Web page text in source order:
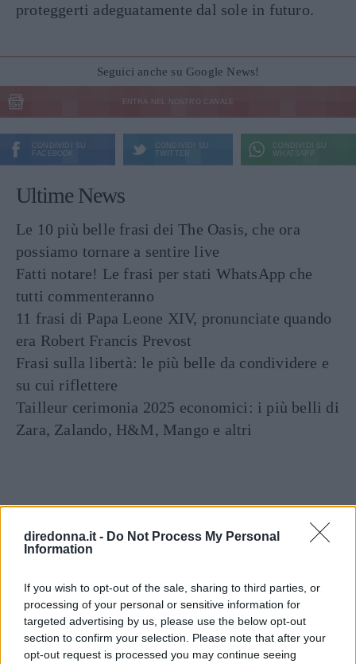
diredonna.it - Do Not Process My Personal
Information
If you wish to opt-out of the sale, sharing to third parties, or
processing of your personal or sensitive information for
targeted advertising by us, please use the below opt-out
section to confirm your selection. Please note that after your
opt-out request is processed you may continue seeing
proteggerti adeguatamente dal sole in futuro.
Seguici anche su Google News!
ENTRA NEL NOSTRO CANALE
CONDIVIDI SU
FACEBOOK
CONDIVIDI SU
TWITTER
CONDIVIDI SU
WHATSAPP
Ultime News
Le 10 più belle frasi dei The Oasis, che ora
possiamo tornare a sentire live
Fatti notare! Le frasi per stati WhatsApp che
tutti commenteranno
11 frasi di Papa Leone XIV, pronunciate quando
era Robert Francis Prevost
Frasi sulla libertà: le più belle da condividere e
su cui riflettere
Tailleur cerimonia 2025 economici: i più belli di
Zara, Zalando, H&M, Mango e altri
Articolia tema